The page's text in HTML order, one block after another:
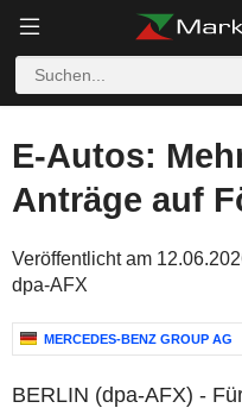
E-Autos:
Anträge auf
Veröffentlicht am
dpa-AFX
MERCEDES-BENZ GROUP AG
BERLIN (dpa-AFX) -